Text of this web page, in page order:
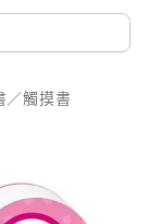
／觸摸書